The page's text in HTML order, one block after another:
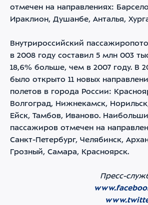
отмечен на направлениях:
Ираклион, Душанбе, Анталья,
Внутрироссийский
в 2008 году составил 5 млн 003
18,6% больше, чем в 2007 году. В
было открыто 11 новых
полетов в города России:
Волгоград, Нижнекамск,
Ейск, Тамбов, Иваново.
пассажиров отмечен на
Санкт-Петербург, Челябинск,
Грозный, Самара, Красноярск.
Пресс-